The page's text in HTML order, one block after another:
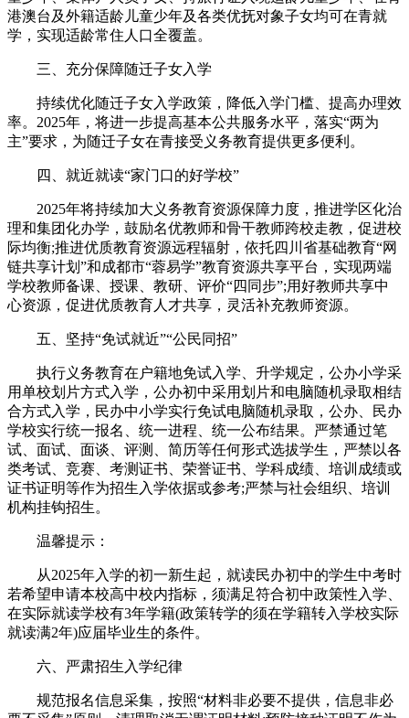
港澳台及外籍适龄儿童少年及各类优抚对象子女均可在青就
学，实现适龄常住人口全覆盖。
三、充分保障随迁子女入学
持续优化随迁子女入学政策，降低入学门槛、提高办理效
率。2025年，将进一步提高基本公共服务水平，落实“两为
主”要求，为随迁子女在青接受义务教育提供更多便利。
四、就近就读“家门口的好学校”
2025年将持续加大义务教育资源保障力度，推进学区化治
理和集团化办学，鼓励名优教师和骨干教师跨校走教，促进校
际均衡;推进优质教育资源远程辐射，依托四川省基础教育“网
链共享计划”和成都市“蓉易学”教育资源共享平台，实现两端
学校教师备课、授课、教研、评价“四同步”;用好教师共享中
心资源，促进优质教育人才共享，灵活补充教师资源。
五、坚持“免试就近”“公民同招”
执行义务教育在户籍地免试入学、升学规定，公办小学采
用单校划片方式入学，公办初中采用划片和电脑随机录取相结
合方式入学，民办中小学实行免试电脑随机录取，公办、民办
学校实行统一报名、统一进程、统一公布结果。严禁通过笔
试、面试、面谈、评测、简历等任何形式选拔学生，严禁以各
类考试、竞赛、考测证书、荣誉证书、学科成绩、培训成绩或
证书证明等作为招生入学依据或参考;严禁与社会组织、培训
机构挂钩招生。
温馨提示：
从2025年入学的初一新生起，就读民办初中的学生中考时
若希望申请本校高中校内指标，须满足符合初中政策性入学、
在实际就读学校有3年学籍(政策转学的须在学籍转入学校实际
就读满2年)应届毕业生的条件。
六、严肃招生入学纪律
规范报名信息采集，按照“材料非必要不提供，信息非必